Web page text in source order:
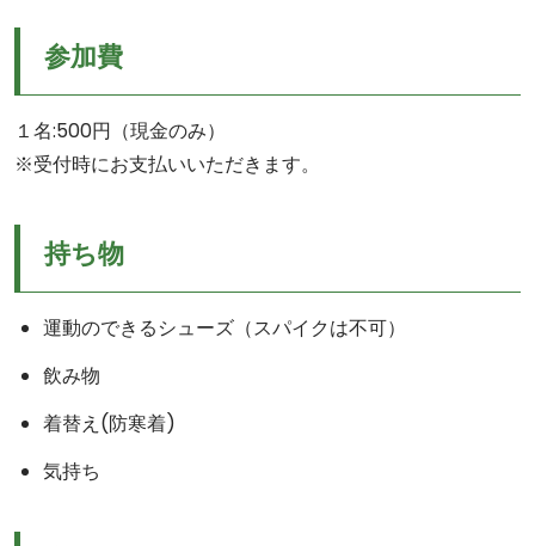
参加費
１名:500円（現金のみ）
※受付時にお支払いいただきます。
持ち物
運動のできるシューズ（スパイクは不可）
飲み物
着替え(防寒着)
気持ち